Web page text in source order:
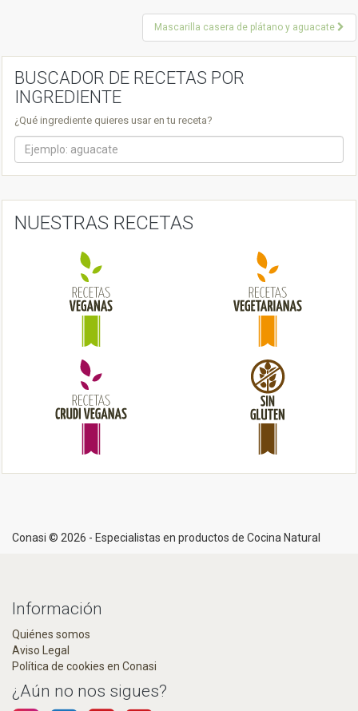
t
i
g
Mascarilla casera de plátano y aguacate
BUSCADOR DE RECETAS POR
INGREDIENTE
¿Qué ingrediente quieres usar en tu receta?
NUESTRAS RECETAS
Conasi © 2026 - Especialistas en productos de Cocina Natural
Información
Quiénes somos
Aviso Legal
Política de cookies en Conasi
¿Aún no nos sigues?